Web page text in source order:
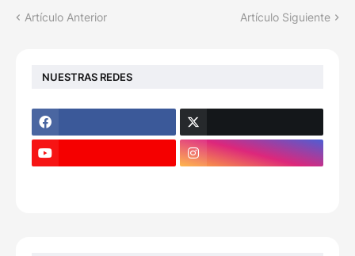
Artículo Anterior Artículo Siguiente
NUESTRAS REDES